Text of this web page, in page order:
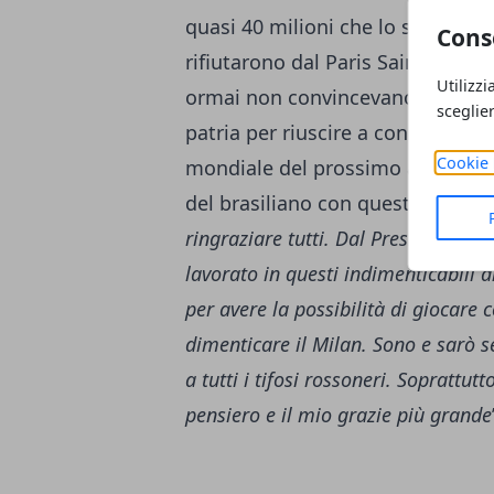
Cookie
quasi 40 milioni che lo scorso
rifiutarono dal Paris Saint
ormai non convincevano più e
patria per riuscire a conquistare
mondiale del prossimo anno.
del brasiliano con queste parole:
ringraziare tutti. Dal Presidente
lavorato in questi indimenticabili
per avere la possibilità di giocare
dimenticare il Milan. Sono e sarò
a tutti i tifosi rossoneri.
pensiero e il mio grazie più grande